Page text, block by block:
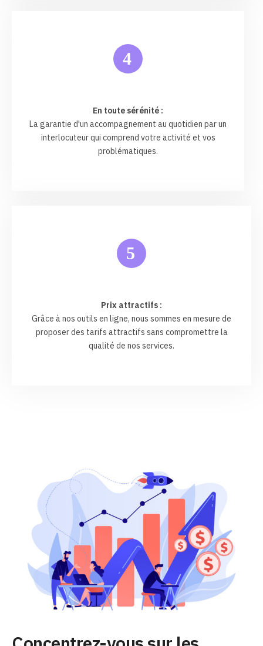
4
En toute sérénité :
La garantie d'un accompagnement au quotidien par un
interlocuteur qui comprend votre activité et vos
problématiques.
5
Prix attractifs :
Grâce à nos outils en ligne, nous sommes en mesure de
proposer des tarifs attractifs sans compromettre la
qualité de nos services.